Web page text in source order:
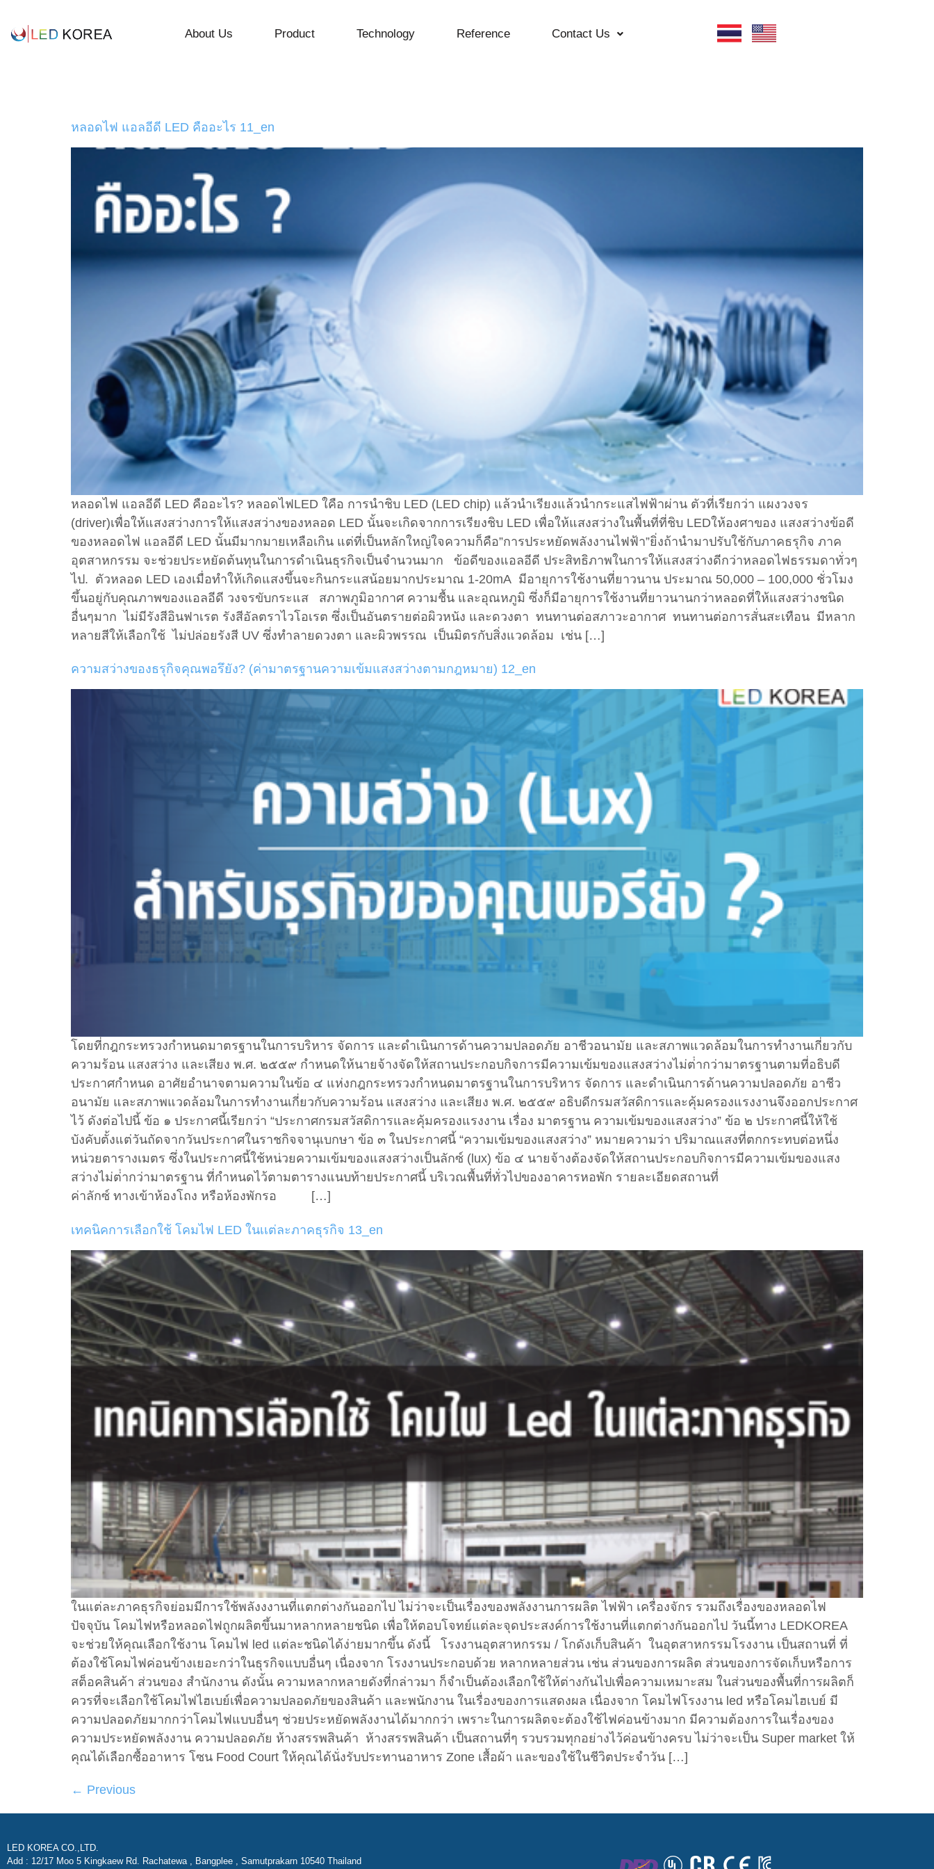
About Us Product Technology Reference Contact Us
หลอดไฟ แอลอีดี LED คืออะไร 11_en
หลอดไฟ แอลอีดี LED คืออะไร? หลอดไฟLED ใคือ การนำชิบ LED (LED chip) แล้วนำเรียงแล้วนำกระแสไฟฟ้าผ่าน ตัวที่เรียกว่า แผงวงจร
(driver)เพื่อให้แสงสว่างการให้แสงสว่างของหลอด LED นั้นจะเกิดจากการเรียงชิบ LED เพื่อให้แสงสว่างในพื้นที่ที่ชิบ LEDให้องศาของ แสงสว่างข้อดี
ของหลอดไฟ แอลอีดี LED นั้นมีมากมายเหลือเกิน แต่ที่เป็นหลักใหญ่ใจความก็คือ”การประหยัดพลังงานไฟฟ้า”ยิ่งถ้านำมาปรับใช้กับภาคธรุกิจ ภาค
อุตสาหกรรม จะช่วยประหยัดต้นทุนในการดำเนินธุรกิจเป็นจำนวนมาก ข้อดีของแอลอีดี ประสิทธิภาพในการให้แสงสว่างดีกว่าหลอดไฟธรรมดาทั่วๆ
ไป. ตัวหลอด LED เองเมื่อทำให้เกิดแสงขึ้นจะกินกระแสน้อยมากประมาณ 1-20mA มีอายุการใช้งานที่ยาวนาน ประมาณ 50,000 – 100,000 ชั่วโมง
ขึ้นอยู่กับคุณภาพของแอลอีดี วงจรขับกระแส สภาพภูมิอากาศ ความชื้น และอุณหภูมิ ซึ่งก็มีอายุการใช้งานที่ยาวนานกว่าหลอดที่ให้แสงสว่างชนิด
อื่นๆมาก ไม่มีรังสีอินฟาเรต รังสีอัลตราไวโอเรต ซึ่งเป็นอันตรายต่อผิวหนัง และดวงตา ทนทานต่อสภาวะอากาศ ทนทานต่อการสั่นสะเทือน มีหลาก
หลายสีให้เลือกใช้ ไม่ปล่อยรังสี UV ซึ่งทำลายดวงตา และผิวพรรณ เป็นมิตรกับสิ่งแวดล้อม เช่น […]
ความสว่างของธรุกิจคุณพอรึยัง? (ค่ามาตรฐานความเข้มแสงสว่างตามกฎหมาย) 12_en
โดยที่กฎกระทรวงกําหนดมาตรฐานในการบริหาร จัดการ และดําเนินการด้านความปลอดภัย อาชีวอนามัย และสภาพแวดล้อมในการทํางานเกี่ยวกับ
ความร้อน แสงสว่าง และเสียง พ.ศ. ๒๕๕๙ กําหนดให้นายจ้างจัดให้สถานประกอบกิจการมีความเข้มของแสงสว่างไม่ต่ํากว่ามาตรฐานตามที่อธิบดี
ประกาศกําหนด อาศัยอํานาจตามความในข้อ ๔ แห่งกฎกระทรวงกําหนดมาตรฐานในการบริหาร จัดการ และดําเนินการด้านความปลอดภัย อาชีว
อนามัย และสภาพแวดล้อมในการทํางานเกี่ยวกับความร้อน แสงสว่าง และเสียง พ.ศ. ๒๕๕๙ อธิบดีกรมสวัสดิการและคุ้มครองแรงงานจึงออกประกาศ
ไว้ ดังต่อไปนี้ ข้อ ๑ ประกาศนี้เรียกว่า “ประกาศกรมสวัสดิการและคุ้มครองแรงงาน เรื่อง มาตรฐาน ความเข้มของแสงสว่าง” ข้อ ๒ ประกาศนี้ให้ใช้
บังคับตั้งแต่วันถัดจากวันประกาศในราชกิจจานุเบกษา ข้อ ๓ ในประกาศนี้ “ความเข้มของแสงสว่าง” หมายความว่า ปริมาณแสงที่ตกกระทบต่อหนึ่ง
หน่วยตารางเมตร ซึ่งในประกาศนี้ใช้หน่วยความเข้มของแสงสว่างเป็นลักซ์ (lux) ข้อ ๔ นายจ้างต้องจัดให้สถานประกอบกิจการมีความเข้มของแสง
สว่างไม่ต่ํากว่ามาตรฐาน ที่กําหนดไว้ตามตารางแนบท้ายประกาศนี้ บริเวณพื้นที่ทั่วไปของอาคารหอพัก รายละเอียดสถานที่
ค่าลักซ์ ทางเข้าห้องโถง หรือห้องพักรอ […]
เทคนิคการเลือกใช้ โคมไฟ LED ในเเต่ละภาคธุรกิจ 13_en
ในแต่ละภาคธุรกิจย่อมมีการใช้พลังงงานที่แตกต่างกันออกไป ไม่ว่าจะเป็นเรื่องของพลังงานการผลิต ไฟฟ้า เครื่องจักร รวมถึงเรื่องของหลอดไฟ
ปัจจุบัน โคมไฟหรือหลอดไฟถูกผลิตขึ้นมาหลากหลายชนิด เพื่อให้ตอบโจทย์แต่ละจุดประสงค์การใช้งานที่แตกต่างกันออกไป วันนี้ทาง LEDKOREA
จะช่วยให้คุณเลือกใช้งาน โคมไฟ led แต่ละชนิดได้ง่ายมากขึ้น ดังนี้ โรงงานอุตสาหกรรม / โกดังเก็บสินค้า ในอุตสาหกรรมโรงงาน เป็นสถานที่ ที่
ต้องใช้โคมไฟค่อนข้างเยอะกว่าในธุรกิจแบบอื่นๆ เนื่องจาก โรงงานประกอบด้วย หลากหลายส่วน เช่น ส่วนของการผลิต ส่วนของการจัดเก็บหรือการ
สต็อคสินค้า ส่วนของ สำนักงาน ดังนั้น ความหลากหลายดังที่กล่าวมา ก็จำเป็นต้องเลือกใช้ให้ต่างกันไปเพื่อความเหมาะสม ในส่วนของพื้นที่การผลิตก็
ควรที่จะเลือกใช้โคมไฟไฮเบย์เพื่อความปลอดภัยของสินค้า และพนักงาน ในเรื่องของการแสดงผล เนื่องจาก โคมไฟโรงงาน led หรือโคมไฮเบย์ มี
ความปลอดภัยมากกว่าโคมไฟแบบอื่นๆ ช่วยประหยัดพลังงานได้มากกว่า เพราะในการผลิตจะต้องใช้ไฟค่อนข้างมาก มีความต้องการในเรื่องของ
ความประหยัดพลังงาน ความปลอดภัย ห้างสรรพสินค้า ห้างสรรพสินค้า เป็นสถานที่ๆ รวบรวมทุกอย่างไว้ค่อนข้างครบ ไม่ว่าจะเป็น Super market ให้
คุณได้เลือกซื้ออาหาร โซน Food Court ให้คุณได้นั่งรับประทานอาหาร Zone เสื้อผ้า และของใช้ในชีวิตประจำวัน […]
← Previous
LED KOREA CO.,LTD.
Add : 12/17 Moo 5 Kingkaew Rd. Rachatewa , Bangplee , Samutprakarn 10540 Thailand